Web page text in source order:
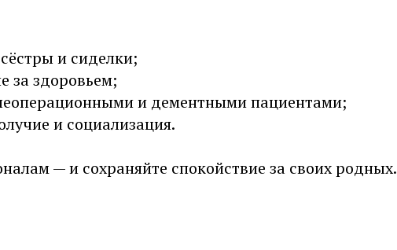
и сиделки;
за здоровьем;
и дементными пациентами;
и социализация.
— и сохраняйте спокойствие за своих родных.